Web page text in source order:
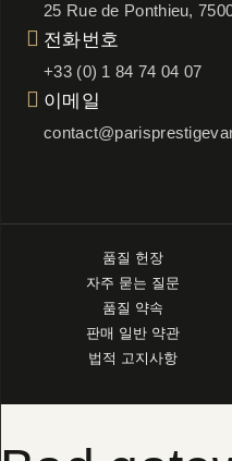
25 Rue de Ponthieu,
전화번호
+33 (0) 1 84 74 04 07
이메일
품질 헌장
자주 묻는 질문
품질 약속
판매 일반 약관
법적 고지사항